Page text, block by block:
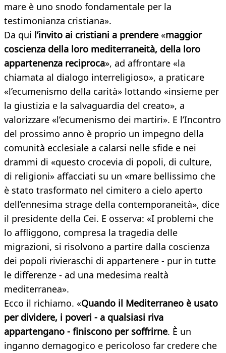
mare è uno snodo fondamentale per la
testimonianza cristiana».
Da qui l’invito ai cristiani a prendere «maggior
coscienza della loro mediterraneità, della loro
appartenenza reciproca», ad affrontare «la
chiamata al dialogo interreligioso», a praticare
«l’ecumenismo della carità» lottando «insieme per
la giustizia e la salvaguardia del creato», a
valorizzare «l’ecumenismo dei martiri». E l’Incontro
del prossimo anno è proprio un impegno della
comunità ecclesiale a calarsi nelle sfide e nei
drammi di «questo crocevia di popoli, di culture,
di religioni» affacciati su un «mare bellissimo che
è stato trasformato nel cimitero a cielo aperto
dell’ennesima strage della contemporaneità», dice
il presidente della Cei. E osserva: «I problemi che
lo affliggono, compresa la tragedia delle
migrazioni, si risolvono a partire dalla coscienza
dei popoli rivieraschi di appartenere - pur in tutte
le differenze - ad una medesima realtà
mediterranea».
Ecco il richiamo. «Quando il Mediterraneo è usato
per dividere, i poveri - a qualsiasi riva
appartengano - finiscono per soffrirne. È un
inganno demagogico e pericoloso far credere che